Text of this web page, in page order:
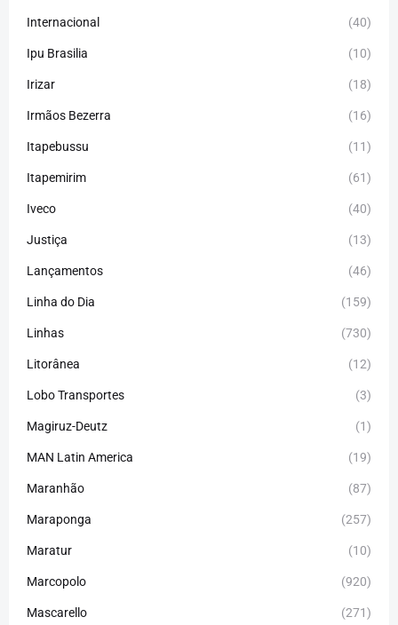
Internacional (40)
Ipu Brasilia (10)
Irizar (18)
Irmãos Bezerra (16)
Itapebussu (11)
Itapemirim (61)
Iveco (40)
Justiça (13)
Lançamentos (46)
Linha do Dia (159)
Linhas (730)
Litorânea (12)
Lobo Transportes (3)
Magiruz-Deutz (1)
MAN Latin America (19)
Maranhão (87)
Maraponga (257)
Maratur (10)
Marcopolo (920)
Mascarello (271)